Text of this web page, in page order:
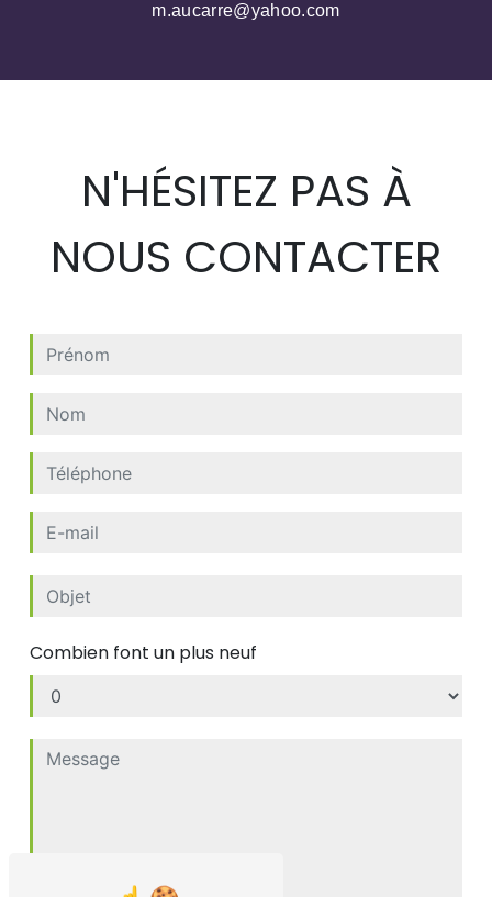
m.aucarre@yahoo.com
N'HÉSITEZ PAS À
NOUS CONTACTER
Combien font un plus neuf